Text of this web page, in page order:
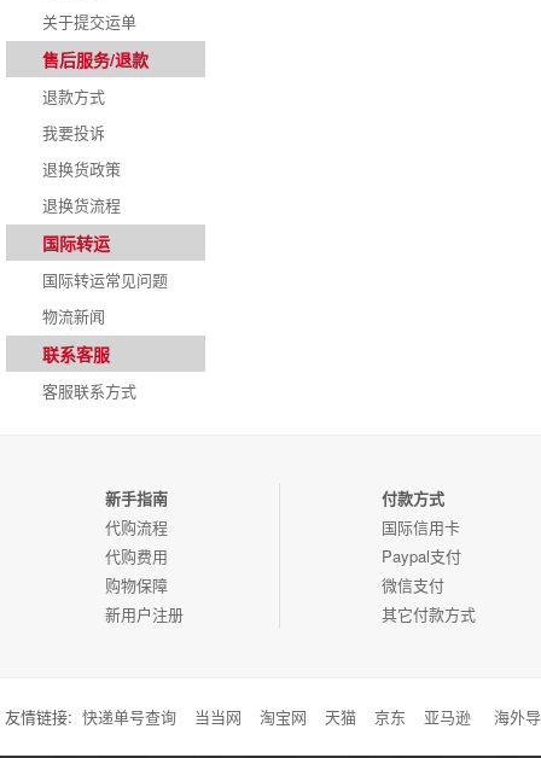
关于提交运单
售后服务/退款
退款方式
我要投诉
退换货政策
退换货流程
国际转运
国际转运常见问题
物流新闻
联系客服
客服联系方式
新手指南
代购流程
代购费用
购物保障
新用户注册
付款方式
国际信用卡
Paypal支付
微信支付
其它付款方式
友情链接: 快递单号查询 当当网 淘宝网 天猫 京东 亚马逊 海外